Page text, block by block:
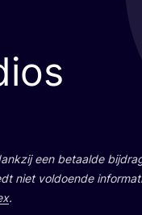
een betaal­de
niet vol­doen­de
.